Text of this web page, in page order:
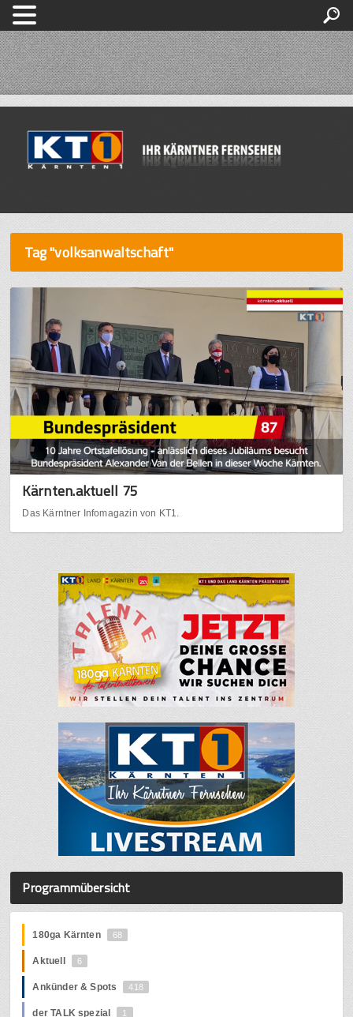
Tag "volksanwaltschaft"
Kärnten.aktuell 75
Das Kärntner Infomagazin von KT1.
Programmübersicht
180ga Kärnten 68
Aktuell 6
Ankünder & Spots 418
der TALK spezial 1